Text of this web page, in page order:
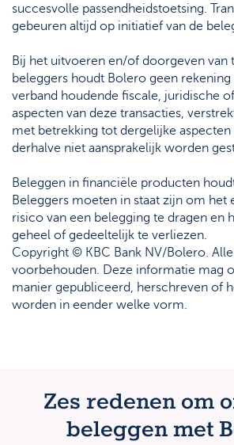
succesvolle passendheidstoetsing.
gebeuren altijd op initiatief van de
Bij het uitvoeren en/of doorgeven van
beleggers houdt Bolero geen
verband houdende fiscale, juridische
aspecten van deze transacties,
met betrekking tot dergelijke
derhalve niet aansprakelijk worden
Beleggen in financiële producten
Beleggers moeten in staat zijn om het
risico van een belegging te dragen en
geheel of gedeeltelijk te verliezen.
Copyright © KBC Bank NV/Bolero.
voorbehouden. Deze informatie mag
manier gepubliceerd, herschreven of
worden in eender welke vorm.
Zes redenen om
beleggen met